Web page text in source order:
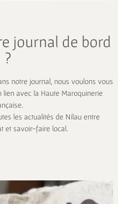
journal de bord
?
notre journal, nous voulons vous
lien avec la Haute Maroquinerie
les actualités de Nilau entre
et savoir-faire local.